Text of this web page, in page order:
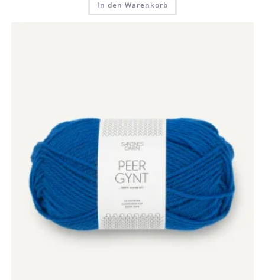
In den Warenkorb